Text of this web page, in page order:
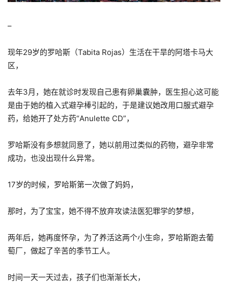
–
现年29岁的罗哈斯（Tabita Rojas）生活在干旱的阿塔卡马大
区，
去年3月，她在就诊时发现自己患有卵巢囊肿，医生担心这可能
是由于她的植入式避孕棒引起的，于是建议她改用口服式避孕
药，给她开了处方药“Anulette CD”，
罗哈斯没有多想就同意了，她以前用过类似的药物，避孕非常
成功，也没出现什么异常。
17岁的时候，罗哈斯第一次做了妈妈，
那时，为了宝宝，她不得不放弃攻读法医犯罪学的梦想，
两年后，她再度怀孕，为了养活这两个小生命，罗哈斯跑去葡
萄厂，做起了辛苦的季节工人。
时间一天一天过去，孩子们也渐渐长大，